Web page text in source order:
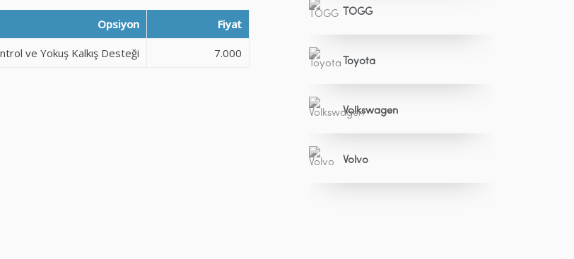
Opsiyon Fiyat
ve Yokuş Kalkış Desteği 7.000
TOGG
Toyota
Volkswagen
Volvo